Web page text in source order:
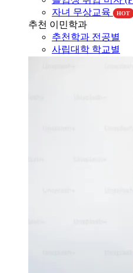
추천 이민학과
추천학과 전공별
사립대학 학교별